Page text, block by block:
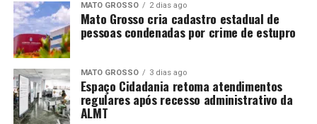
MATO GROSSO 2 dias ago
Mato Grosso cria cadastro estadual de
pessoas condenadas por crime de estupro
MATO GROSSO 3 dias ago
Espaço Cidadania retoma atendimentos
regulares após recesso administrativo da
ALMT